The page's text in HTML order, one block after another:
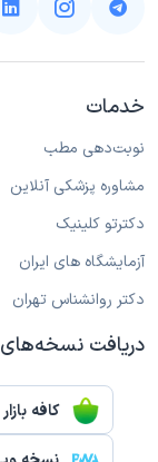
خدمات
نوبت‌دهی مطب
مشاوره پزشکی آنلاین
دکترتو کلینیک
آزمایشگاه های ایران
دکتر روانشناس تهران
دریافت نسخه‌های
کافه بازار
نسخه